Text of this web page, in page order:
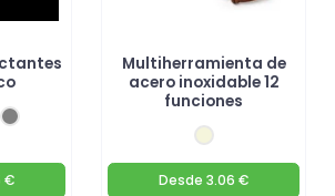
€
Multiherramienta de
acero inoxidable 12
funciones
Desde 3.06 €